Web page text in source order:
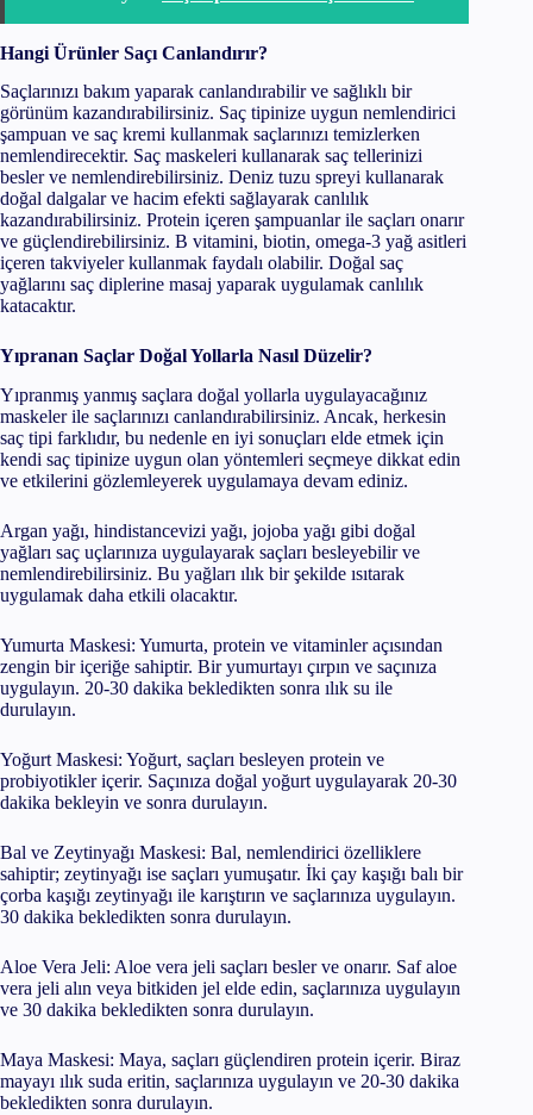
Hangi Ürünler Saçı Canlandırır?
Saçlarınızı bakım yaparak canlandırabilir ve sağlıklı bir
görünüm kazandırabilirsiniz. Saç tipinize uygun nemlendirici
şampuan ve saç kremi kullanmak saçlarınızı temizlerken
nemlendirecektir. Saç maskeleri kullanarak saç tellerinizi
besler ve nemlendirebilirsiniz. Deniz tuzu spreyi kullanarak
doğal dalgalar ve hacim efekti sağlayarak canlılık
kazandırabilirsiniz. Protein içeren şampuanlar ile saçları onarır
ve güçlendirebilirsiniz. B vitamini, biotin, omega-3 yağ asitleri
içeren takviyeler kullanmak faydalı olabilir. Doğal saç
yağlarını saç diplerine masaj yaparak uygulamak canlılık
katacaktır.
Yıpranan Saçlar Doğal Yollarla Nasıl Düzelir?
Yıpranmış yanmış saçlara doğal yollarla uygulayacağınız
maskeler ile saçlarınızı canlandırabilirsiniz. Ancak, herkesin
saç tipi farklıdır, bu nedenle en iyi sonuçları elde etmek için
kendi saç tipinize uygun olan yöntemleri seçmeye dikkat edin
ve etkilerini gözlemleyerek uygulamaya devam ediniz.
Argan yağı, hindistancevizi yağı, jojoba yağı gibi doğal
yağları saç uçlarınıza uygulayarak saçları besleyebilir ve
nemlendirebilirsiniz. Bu yağları ılık bir şekilde ısıtarak
uygulamak daha etkili olacaktır.
Yumurta Maskesi: Yumurta, protein ve vitaminler açısından
zengin bir içeriğe sahiptir. Bir yumurtayı çırpın ve saçınıza
uygulayın. 20-30 dakika bekledikten sonra ılık su ile
durulayın.
Yoğurt Maskesi: Yoğurt, saçları besleyen protein ve
probiyotikler içerir. Saçınıza doğal yoğurt uygulayarak 20-30
dakika bekleyin ve sonra durulayın.
Bal ve Zeytinyağı Maskesi: Bal, nemlendirici özelliklere
sahiptir; zeytinyağı ise saçları yumuşatır. İki çay kaşığı balı bir
çorba kaşığı zeytinyağı ile karıştırın ve saçlarınıza uygulayın.
30 dakika bekledikten sonra durulayın.
Aloe Vera Jeli: Aloe vera jeli saçları besler ve onarır. Saf aloe
vera jeli alın veya bitkiden jel elde edin, saçlarınıza uygulayın
ve 30 dakika bekledikten sonra durulayın.
Maya Maskesi: Maya, saçları güçlendiren protein içerir. Biraz
mayayı ılık suda eritin, saçlarınıza uygulayın ve 20-30 dakika
bekledikten sonra durulayın.